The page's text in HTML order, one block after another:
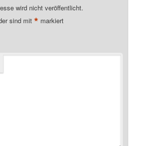
wird nicht veröffentlicht.
sind mit* markiert